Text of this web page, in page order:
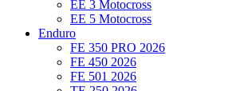
EE 3 Motocross
EE 5 Motocross
Enduro
FE 350 PRO 2026
FE 450 2026
FE 501 2026